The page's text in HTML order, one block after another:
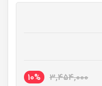
3,454,000
10%